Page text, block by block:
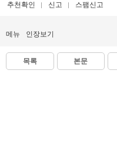
추천확인 신고 스팸신고
메뉴 인장보기
목록 본문